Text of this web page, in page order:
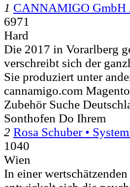
1 CANNAMIGO GmbH
6971
Hard
Die 2017 in Vorarlberg
verschreibt sich der
Sie produziert unter
cannamigo.com
Zubehör Suche
Sonthofen Do Ihrem
2 Rosa Schuber •
1040
Wien
In einer